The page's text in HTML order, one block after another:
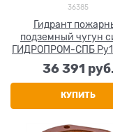
36385
Гидрант
подземный чугун
ГИДРОПРОМ-СПБ
мм
36 391
КУПИТЬ